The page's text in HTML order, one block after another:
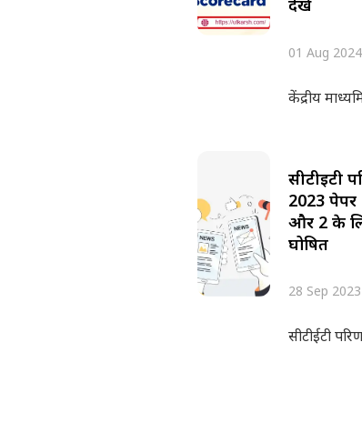
देखें
01 Aug 2024
केंद्रीय
सीटीईटी
2023 पेपर
और 2 के
घोषित
28 Sep 2023
सीटीईटी